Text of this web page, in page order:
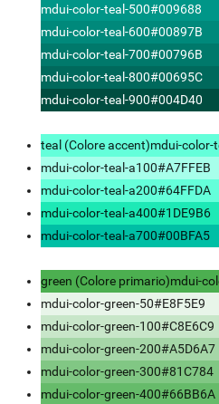
mdui-color-teal-500#009688
mdui-color-teal-600#00897B
mdui-color-teal-700#00796B
mdui-color-teal-800#00695C
mdui-color-teal-900#004D40
teal (Colore accent)mdui-color-
mdui-color-teal-a100#A7FFEB
mdui-color-teal-a200#64FFDA
mdui-color-teal-a400#1DE9B6
mdui-color-teal-a700#00BFA5
green (Colore primario)mdui-
mdui-color-green-50#E8F5E9
mdui-color-green-100#C8E6C9
mdui-color-green-200#A5D6A7
mdui-color-green-300#81C784
mdui-color-green-400#66BB6A